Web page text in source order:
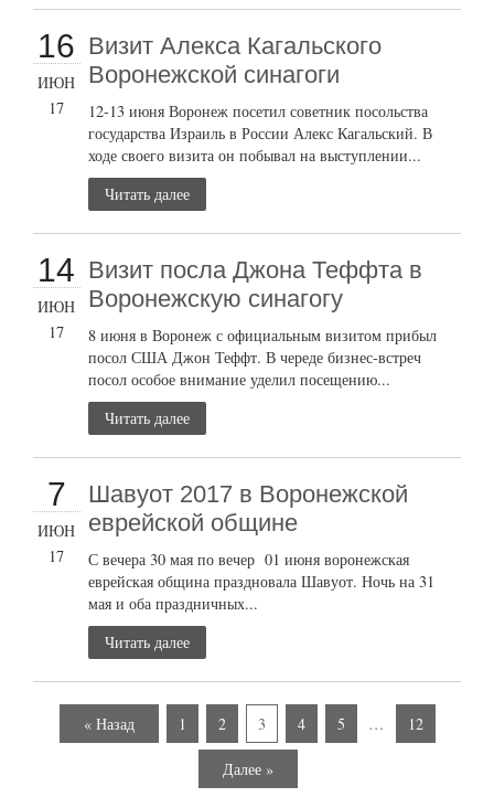
16
ИЮН
17
Визит Алекса Кагальского
Воронежской синагоги
12-13 июня Воронеж посетил советник посольства
государства Израиль в России Алекс Кагальский. В
ходе своего визита он побывал на выступлении...
Читать далее
14
ИЮН
17
Визит посла Джона Теффта в
Воронежскую синагогу
8 июня в Воронеж с официальным визитом прибыл
посол США Джон Теффт. В череде бизнес-встреч
посол особое внимание уделил посещению...
Читать далее
7
ИЮН
17
Шавуот 2017 в Воронежской
еврейской общине
С вечера 30 мая по вечер 01 июня воронежская
еврейская община праздновала Шавуот. Ночь на 31
мая и оба праздничных...
Читать далее
« Назад 1 2 3 4 5 … 12
Далее »